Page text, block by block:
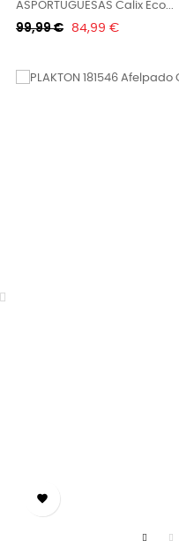
ASPORTUGUESAS Calix Eco...
Κανονική
99,99 € Τιμή
84,99 €
